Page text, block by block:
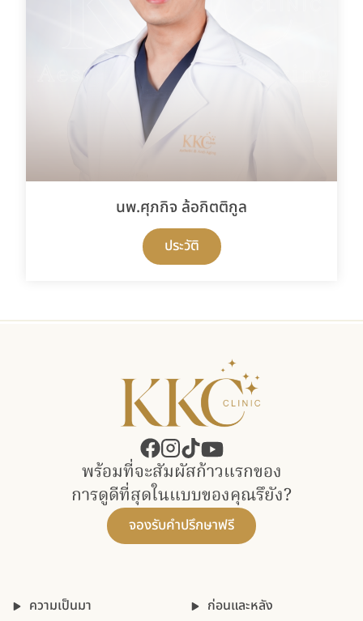
นพ.ศุภกิจ ล้อกิตติกูล
ประวัติ
พร้อมที่จะสัมผัสก้าวแรกของ​
การดูดีที่สุดในแบบของคุณรึยัง?
จองรับคำปรึกษาฟรี
ความเป็นมา
ก่อนและหลัง